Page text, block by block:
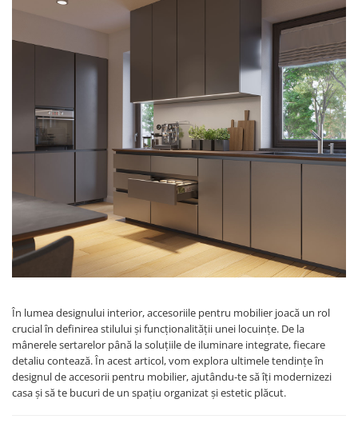
Plinte, antistropi & accesorii
În lumea designului interior, accesoriile pentru mobilier joacă un rol
crucial în definirea stilului și funcționalității unei locuințe. De la
mânerele sertarelor până la soluțiile de iluminare integrate, fiecare
detaliu contează. În acest articol, vom explora ultimele tendințe în
designul de accesorii pentru mobilier, ajutându-te să îți modernizezi
casa și să te bucuri de un spațiu organizat și estetic plăcut.